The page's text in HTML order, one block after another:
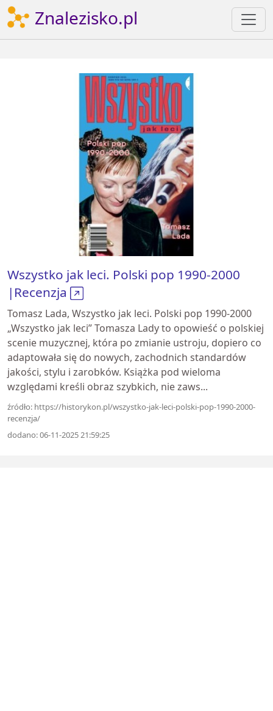
Znalezisko.pl
Wszystko jak leci. Polski pop 1990-2000
|Recenzja
Tomasz Lada, Wszystko jak leci. Polski pop 1990-2000
„Wszystko jak leci” Tomasza Lady to opowieść o polskiej
scenie muzycznej, która po zmianie ustroju, dopiero co
adaptowała się do nowych, zachodnich standardów
jakości, stylu i zarobków. Książka pod wieloma
względami kreśli obraz szybkich, nie zaws...
źródło: https://historykon.pl/wszystko-jak-leci-polski-pop-1990-2000-
recenzja/
dodano: 06-11-2025 21:59:25